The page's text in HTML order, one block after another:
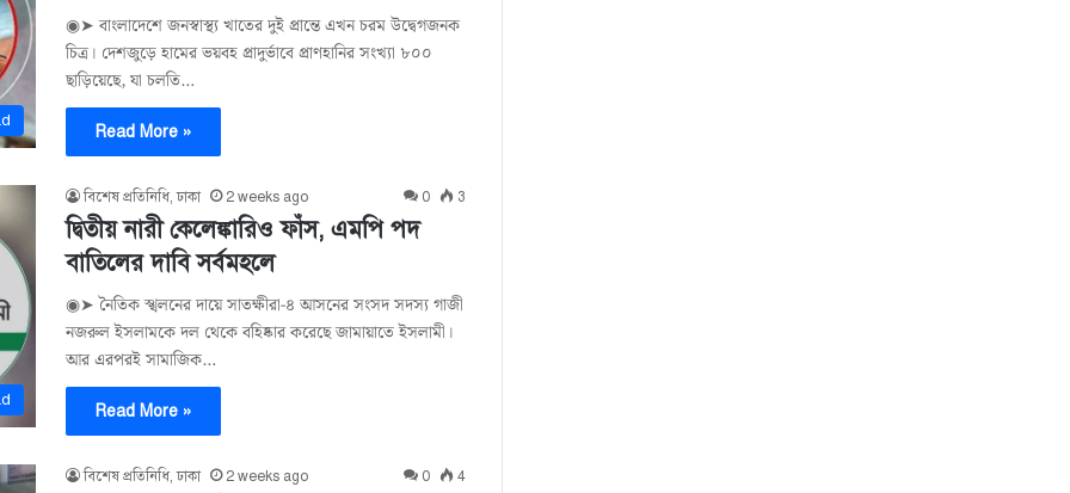
◉➤ বাংলাদেশে জনস্বাস্থ্য খাতের দুই প্রান্তে এখন চরম উদ্বেগজনক
চিত্র। দেশজুড়ে হামের ভয়বহ প্রাদুর্ভাবে প্রাণহানির সংখ্যা ৮০০
ছাড়িয়েছে, যা চলতি…
Read More »
বিশেষ প্রতিনিধি, ঢাকা 2 weeks ago 0 3
দ্বিতীয় নারী কেলেঙ্কারিও ফাঁস, এমপি পদ
বাতিলের দাবি সর্বমহলে
◉➤ নৈতিক স্খলনের দায়ে সাতক্ষীরা-৪ আসনের সংসদ সদস্য গাজী
নজরুল ইসলামকে দল থেকে বহিষ্কার করেছে জামায়াতে ইসলামী।
আর এরপরই সামাজিক…
Read More »
বিশেষ প্রতিনিধি, ঢাকা 2 weeks ago 0 4